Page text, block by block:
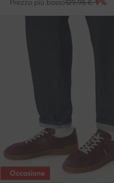
Prezzo più basso129,95 €-9%
Occasione